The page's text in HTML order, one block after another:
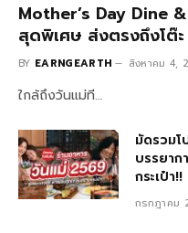
Mother’s Day Dine
สุดพิเศษ ส่งตรงถึงโต๊ะ
BY EARNGEARTH สิงหาคม 4,
ใกล้ถึงวันแม่ที…
มัดรวมโ
บรรยา
กระเป๋า!!
กรกฎาคม